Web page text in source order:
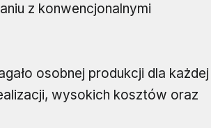
z konwencjonalnymi
osobnej produkcji dla każdej
wysokich kosztów oraz